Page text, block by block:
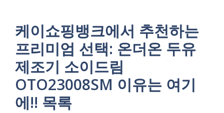
케이쇼핑뱅크에서 추천하는
프리미엄 선택: 온더온 두유
제조기 소이드림
OTO23008SM 이유는 여기
에!! 목록